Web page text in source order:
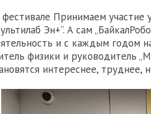
Принимаем участие
Эн+“. А сам
и с каждым годом
физики и руководитель
интереснее, труднее,